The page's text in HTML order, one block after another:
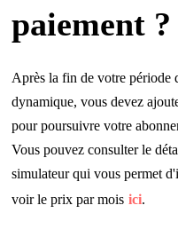
paiement ?
Après la fin de votre période
dynamique, vous devez
pour poursuivre votre
Vous pouvez consulter le
simulateur qui vous permet
voir le prix par mois ici.